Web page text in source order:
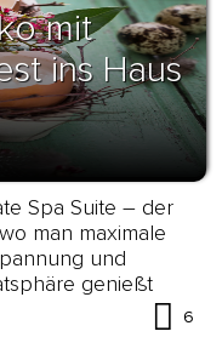
mit
ins Haus
Spa Suite – der
man maximale
und
genießt
6